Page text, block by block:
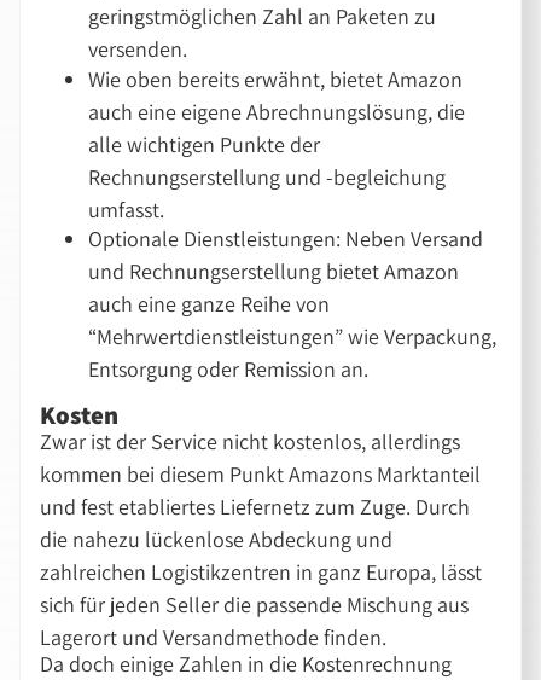
geringstmöglichen Zahl an Paketen zu
versenden.
Wie oben bereits erwähnt, bietet Amazon
auch eine eigene Abrechnungslösung, die
alle wichtigen Punkte der
Rechnungserstellung und -begleichung
umfasst.
Optionale Dienstleistungen: Neben Versand
und Rechnungserstellung bietet Amazon
auch eine ganze Reihe von
“Mehrwertdienstleistungen” wie Verpackung,
Entsorgung oder Remission an.
Kosten
Zwar ist der Service nicht kostenlos, allerdings
kommen bei diesem Punkt Amazons Marktanteil
und fest etabliertes Liefernetz zum Zuge. Durch
die nahezu lückenlose Abdeckung und
zahlreichen Logistikzentren in ganz Europa, lässt
sich für jeden Seller die passende Mischung aus
Lagerort und Versandmethode finden.
Da doch einige Zahlen in die Kostenrechnung